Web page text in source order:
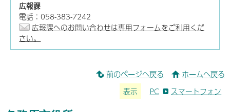
広報課
電話：058-383-7242
広報課へのお問い合わせは専用フォームをご利用くだ
さい。
前のページへ戻る ホームへ戻る
表示 PC スマートフォン